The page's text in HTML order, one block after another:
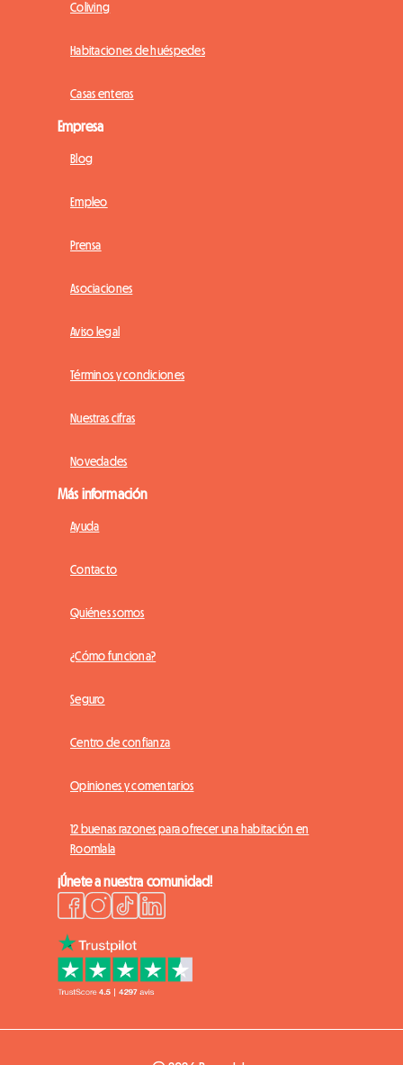
Coliving
Habitaciones de huéspedes
Casas enteras
Empresa
Blog
Empleo
Prensa
Asociaciones
Aviso legal
Términos y condiciones
Nuestras cifras
Novedades
Más información
Ayuda
Contacto
Quiénes somos
¿Cómo funciona?
Seguro
Centro de confianza
Opiniones y comentarios
12 buenas razones para ofrecer una habitación en
Roomlala
¡Únete a nuestra comunidad!